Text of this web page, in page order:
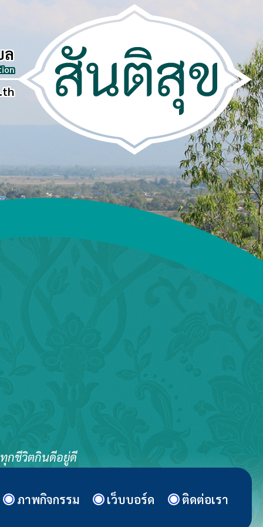
ล
กชีวิตกินดีอยู่ดี
ภาพกิจกรรม เว็บบอร์ด ติดต่อเรา